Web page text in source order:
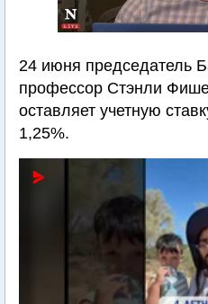
24 июня председатель
профессор Стэнли
оставляет учетную
1,25%.